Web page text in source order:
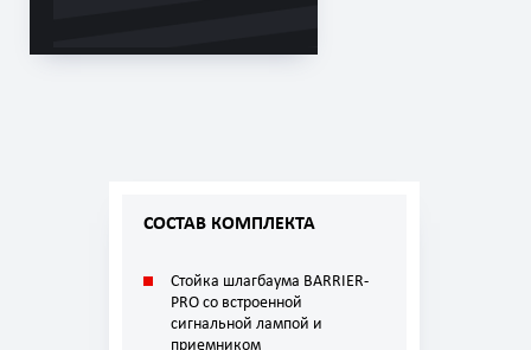
СОСТАВ КОМПЛЕКТА
Стойкa шлагбаума BARRIER-
PRO со встроенной
сигнальной лампой и
приемником